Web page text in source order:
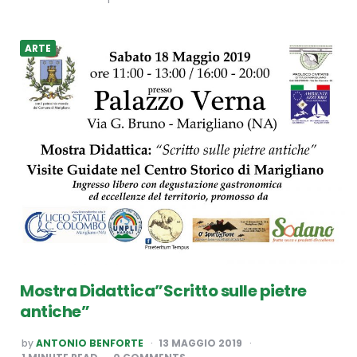
ARTE
Mostra Didattica”Scritto sulle pietre
antiche”
POSTED
BY
byANTONIO BENFORTE
13 MAGGIO 2019